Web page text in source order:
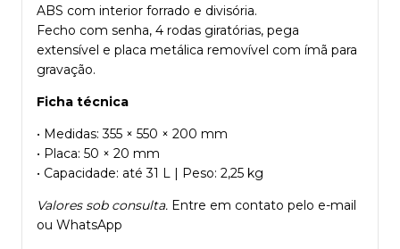
ABS com interior forrado e divisória.
Fecho com senha, 4 rodas giratórias, pega
extensível e placa metálica removível com ímã para
gravação.
Ficha técnica
• Medidas: 355 × 550 × 200 mm
• Placa: 50 × 20 mm
• Capacidade: até 31 L | Peso: 2,25 kg
Valores sob consulta. Entre em contato pelo e-mail
ou WhatsApp